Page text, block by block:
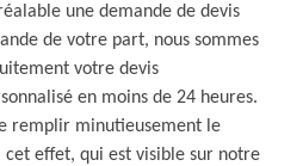
une demande de devis
de votre part, nous sommes
votre devis
en moins de 24 heures.
remplir minutieusement le
effet, qui est visible sur notre